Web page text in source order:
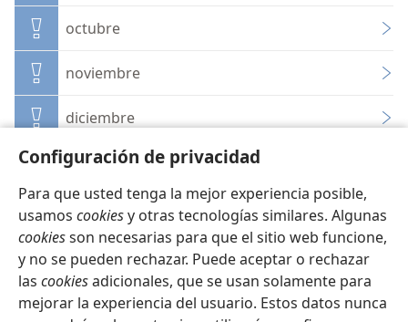
Configuración de privacidad
Para que usted tenga la mejor experiencia posible,
usamos cookiesy otras tecnologías similares. Algunas
cookiesson necesarias para que el sitio web funcione,
y no se pueden rechazar. Puede aceptar o rechazar
las cookiesadicionales, que se usan solamente para
mejorar la experiencia del usuario. Estos datos nunca
octubre
noviembre
diciembre
Español Configuración
Copyright© 2026 Watch Tower Bible and Tract Society of Pennsylvania
Condiciones de uso
Política de privacidad
Configuración de privacidad
JW.ORG Iniciar sesión